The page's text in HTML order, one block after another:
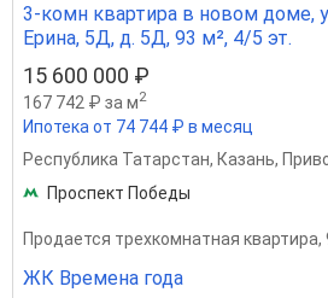
3-комн квартира в новом доме,
Ерина, 5Д, д. 5Д, 93 м², 4/5 эт.
15 600 000 ₽
167 742 ₽ за м2
Ипотека от 74 744 ₽ в месяц
Республика Татарстан, Казань,
Проспект Победы
Продается трехкомнатная квартира,
ЖК Времена года